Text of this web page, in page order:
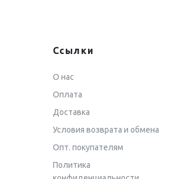
Ссылки
О нас
Оплата
Доставка
Условия возврата и обмена
Опт. покупателям
Политика